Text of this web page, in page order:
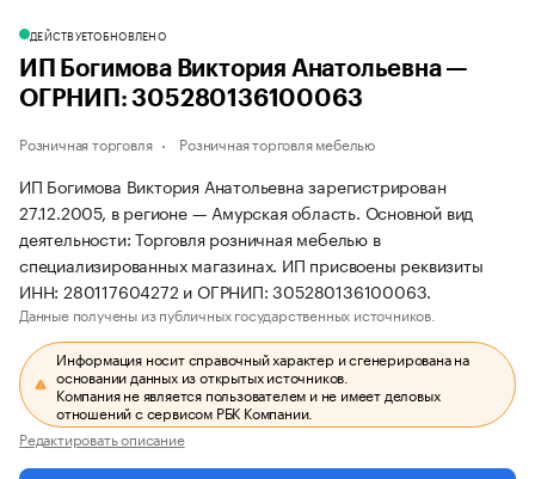
ДЕЙСТВУЕТОБНОВЛЕНО
ИП Богимова Виктория Анатольевна —
ОГРНИП: 305280136100063
Розничная торговля Розничная торговля мебелью
ИП Богимова Виктория Анатольевна зарегистрирован
27.12.2005, в регионе — Амурская область. Основной вид
деятельности: Торговля розничная мебелью в
специализированных магазинах. ИП присвоены реквизиты
ИНН: 280117604272 и ОГРНИП: 305280136100063.
Данные получены из публичных государственных источников.
Информация носит справочный характер и сгенерирована на
основании данных из открытых источников.
Компания не является пользователем и не имеет деловых
отношений с сервисом РБК Компании.
Редактировать описание